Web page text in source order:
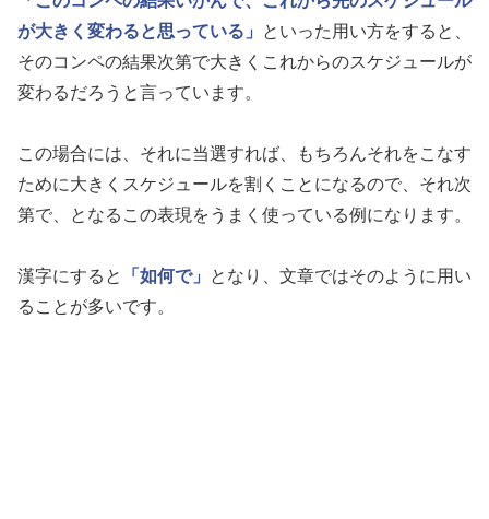
が大きく変わると思っている」
といった用い方をすると、
そのコンペの結果次第で大きくこれからのスケジュールが
変わるだろうと言っています。
この場合には、それに当選すれば、もちろんそれをこなす
ために大きくスケジュールを割くことになるので、それ次
第で、となるこの表現をうまく使っている例になります。
漢字にすると 「如何で」
となり、文章ではそのように用い
ることが多いです。